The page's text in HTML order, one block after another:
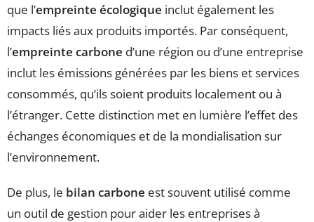
que l’empreinte écologique inclut également les
impacts liés aux produits importés. Par conséquent,
l’empreinte carbone d’une région ou d’une entreprise
inclut les émissions générées par les biens et services
consommés, qu’ils soient produits localement ou à
l’étranger. Cette distinction met en lumière l’effet des
échanges économiques et de la mondialisation sur
l’environnement.
De plus, le bilan carbone est souvent utilisé comme
un outil de gestion pour aider les entreprises à